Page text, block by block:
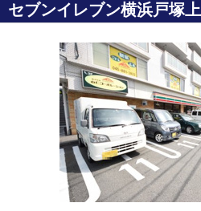
セブンイレブン横浜戸塚